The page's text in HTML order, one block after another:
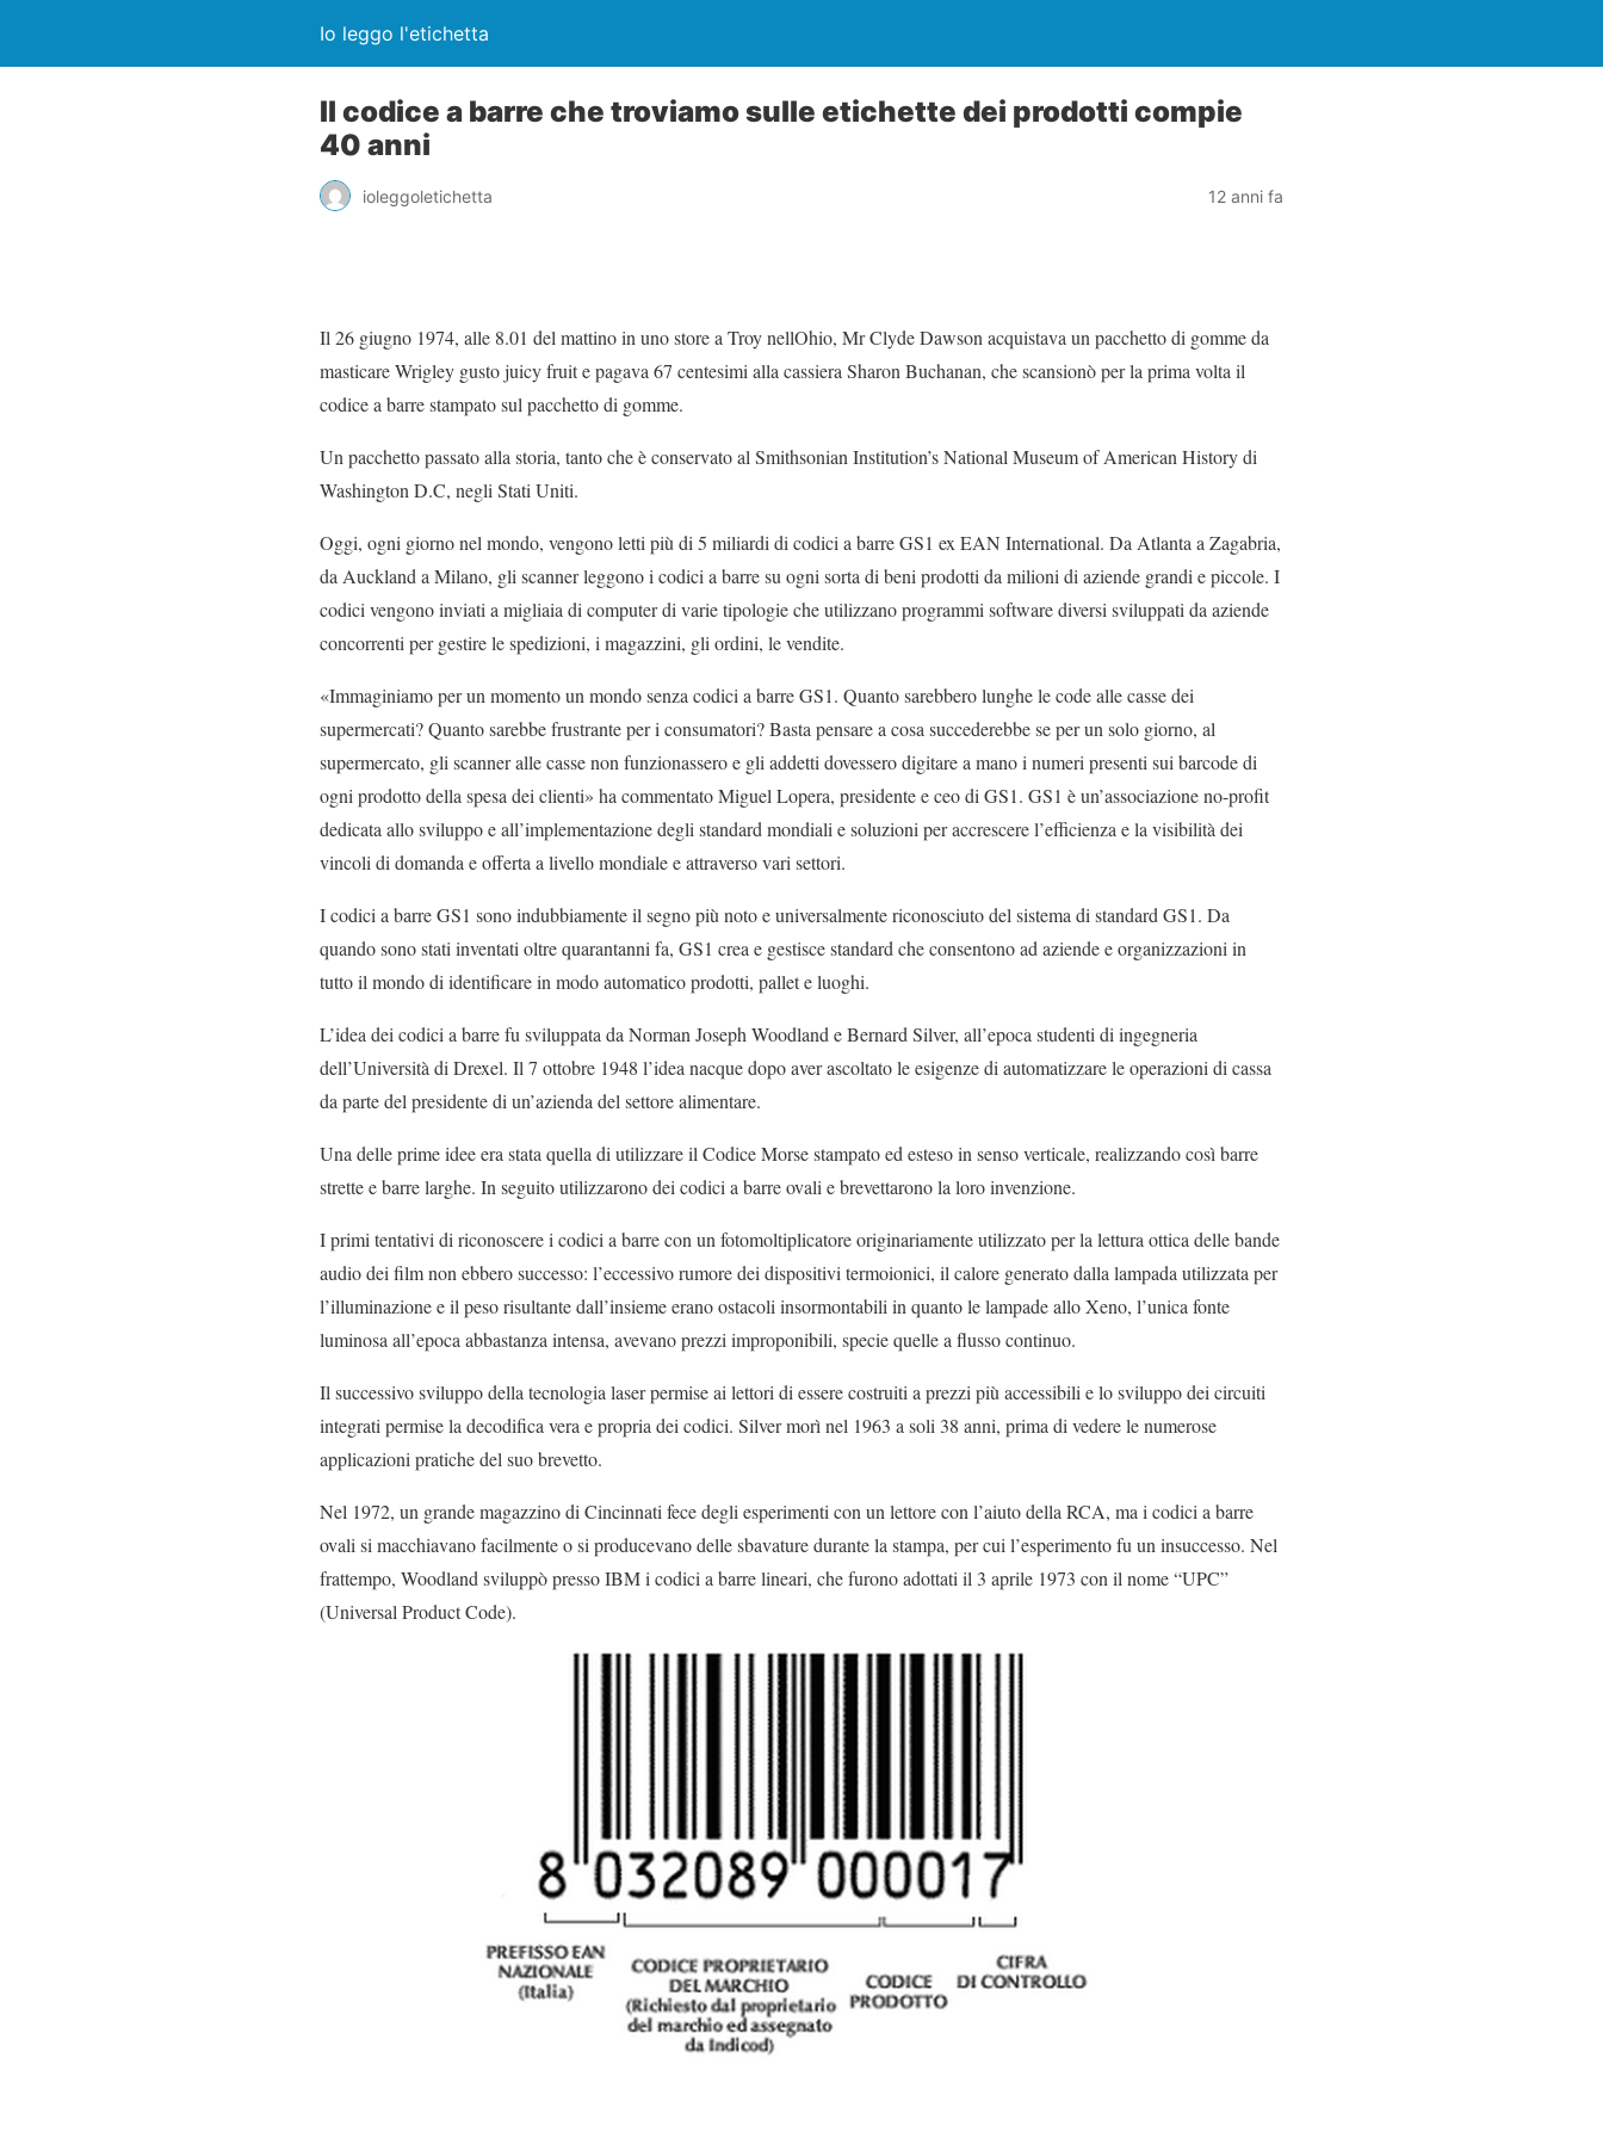
Io leggo l'etichetta
Il codice a barre che troviamo sulle etichette dei prodotti compie
40 anni
ioleggoletichetta 12 anni fa
Il 26 giugno 1974, alle 8.01 del mattino in uno store a Troy nellOhio, Mr Clyde Dawson acquistava un pacchetto di gomme da
masticare Wrigley gusto juicy fruit e pagava 67 centesimi alla cassiera Sharon Buchanan, che scansionò per la prima volta il
codice a barre stampato sul pacchetto di gomme.
Un pacchetto passato alla storia, tanto che è conservato al Smithsonian Institution’s National Museum of American History di
Washington D.C, negli Stati Uniti.
Oggi, ogni giorno nel mondo, vengono letti più di 5 miliardi di codici a barre GS1 ex EAN International. Da Atlanta a Zagabria,
da Auckland a Milano, gli scanner leggono i codici a barre su ogni sorta di beni prodotti da milioni di aziende grandi e piccole. I
codici vengono inviati a migliaia di computer di varie tipologie che utilizzano programmi software diversi sviluppati da aziende
concorrenti per gestire le spedizioni, i magazzini, gli ordini, le vendite.
«Immaginiamo per un momento un mondo senza codici a barre GS1. Quanto sarebbero lunghe le code alle casse dei
supermercati? Quanto sarebbe frustrante per i consumatori? Basta pensare a cosa succederebbe se per un solo giorno, al
supermercato, gli scanner alle casse non funzionassero e gli addetti dovessero digitare a mano i numeri presenti sui barcode di
ogni prodotto della spesa dei clienti» ha commentato Miguel Lopera, presidente e ceo di GS1. GS1 è un’associazione no-profit
dedicata allo sviluppo e all’implementazione degli standard mondiali e soluzioni per accrescere l’efficienza e la visibilità dei
vincoli di domanda e offerta a livello mondiale e attraverso vari settori.
I codici a barre GS1 sono indubbiamente il segno più noto e universalmente riconosciuto del sistema di standard GS1. Da
quando sono stati inventati oltre quarantanni fa, GS1 crea e gestisce standard che consentono ad aziende e organizzazioni in
tutto il mondo di identificare in modo automatico prodotti, pallet e luoghi.
L’idea dei codici a barre fu sviluppata da Norman Joseph Woodland e Bernard Silver, all’epoca studenti di ingegneria
dell’Università di Drexel. Il 7 ottobre 1948 l’idea nacque dopo aver ascoltato le esigenze di automatizzare le operazioni di cassa
da parte del presidente di un’azienda del settore alimentare.
Una delle prime idee era stata quella di utilizzare il Codice Morse stampato ed esteso in senso verticale, realizzando così barre
strette e barre larghe. In seguito utilizzarono dei codici a barre ovali e brevettarono la loro invenzione.
I primi tentativi di riconoscere i codici a barre con un fotomoltiplicatore originariamente utilizzato per la lettura ottica delle bande
audio dei film non ebbero successo: l’eccessivo rumore dei dispositivi termoionici, il calore generato dalla lampada utilizzata per
l’illuminazione e il peso risultante dall’insieme erano ostacoli insormontabili in quanto le lampade allo Xeno, l’unica fonte
luminosa all’epoca abbastanza intensa, avevano prezzi improponibili, specie quelle a flusso continuo.
Il successivo sviluppo della tecnologia laser permise ai lettori di essere costruiti a prezzi più accessibili e lo sviluppo dei circuiti
integrati permise la decodifica vera e propria dei codici. Silver morì nel 1963 a soli 38 anni, prima di vedere le numerose
applicazioni pratiche del suo brevetto.
Nel 1972, un grande magazzino di Cincinnati fece degli esperimenti con un lettore con l’aiuto della RCA, ma i codici a barre
ovali si macchiavano facilmente o si producevano delle sbavature durante la stampa, per cui l’esperimento fu un insuccesso. Nel
frattempo, Woodland sviluppò presso IBM i codici a barre lineari, che furono adottati il 3 aprile 1973 con il nome “UPC”
(Universal Product Code).